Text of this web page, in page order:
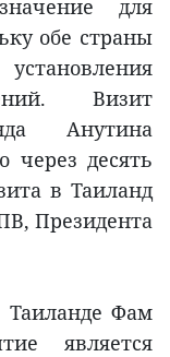
для
обе страны
Визит
Анутина
через десять
в Таиланд
Президента
Фам
является